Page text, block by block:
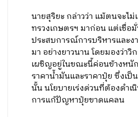
นายสุริยะ กล่าวว่า แม้ตนจะไ
ทรวงเกษตรฯ มาก่อน แต่เชื่อ
ประสบการณ์การบริหารและง
มา อย่างยาวนาน โดยมองว่า
เผชิญอยู่ในขณะนี้ค่อนข้างหนั
ราคาน้ำมันและราคาปุ๋ย ซึ่งเ
นั้น นโยบายเร่งด่วนที่ต้องดำ
การแก้ปัญหาปุ๋ยขาดแคลน